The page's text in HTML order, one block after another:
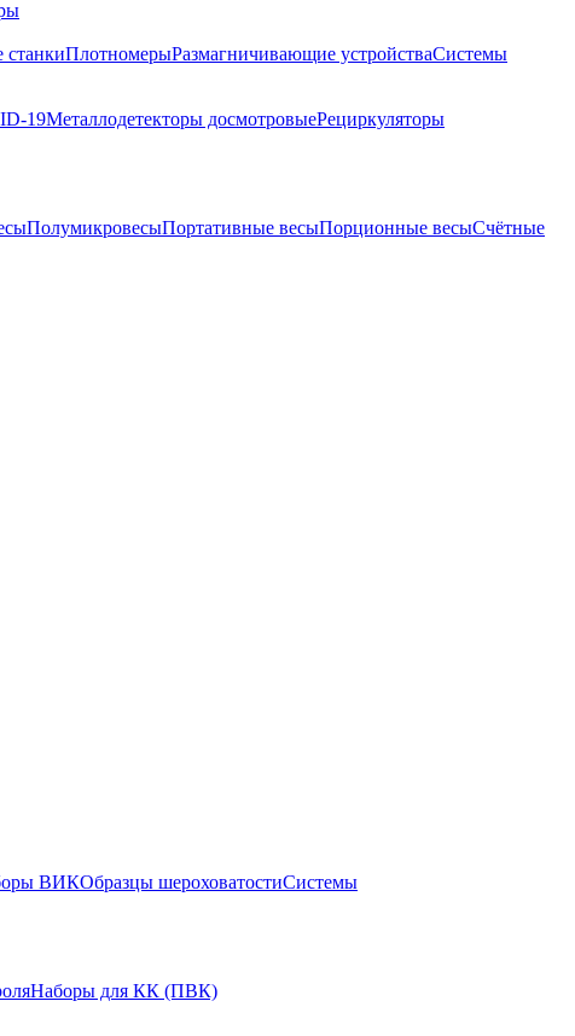
станкиПлотномерыРазмагничивающие устройстваСистемы
19Металлодетекторы досмотровыеРециркуляторы
ПолумикровесыПортативные весыПорционные весыСчётные
ВИКОбразцы шероховатостиСистемы
Наборы для КК (ПВК)